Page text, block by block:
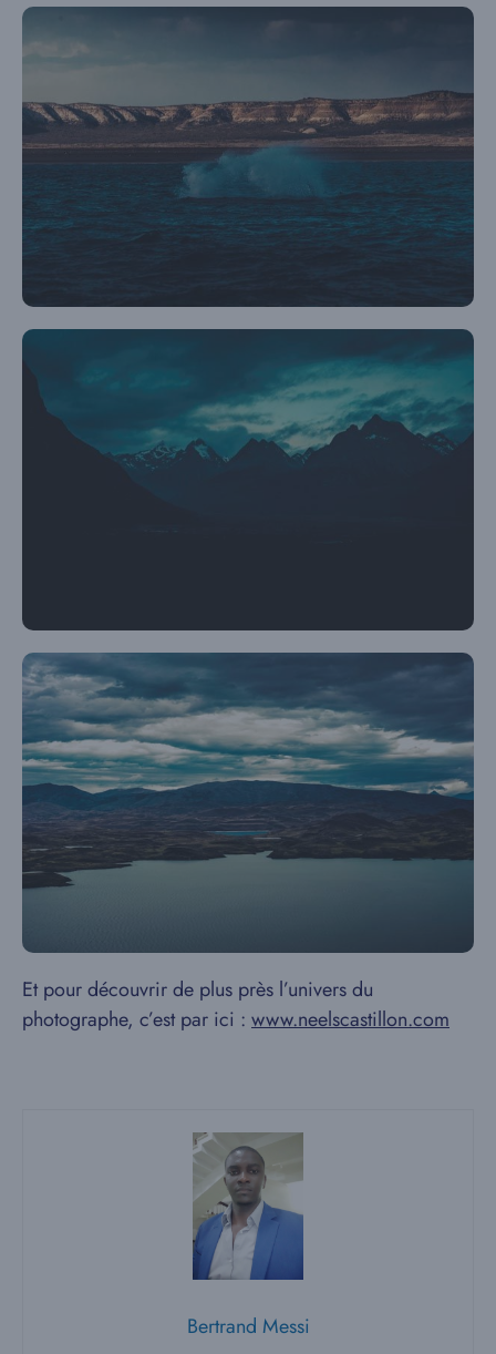
Et pour découvrir de plus près l’univers du
photographe, c’est par ici : www.neelscastillon.com
Bertrand Messi